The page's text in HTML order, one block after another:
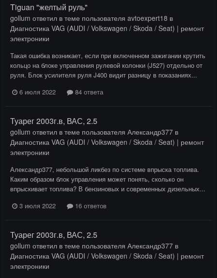
Tiguan "желтый руль"
gollum ответил в теме пользователя avtoexpert18 в
Диагностика VAG (AUDI / Volkswagen / Skoda / Seat) | ремонт
электроники
Такая ошибка возникает, если при включенном зажигании крутить
кольцо на блоке управления рулевой колонки (J527) отдельно от
руля. Блок усилителя руля J400 видит разницу в показаниях...
6 июля 2022
84 ответа
Туарег 2003г.в, ВАС, 2.5
gollum ответил в теме пользователя Александр377 в
Диагностика VAG (AUDI / Volkswagen / Skoda / Seat) | ремонт
электроники
Александр377, небольшой ликбез по системе впрыска топлива.
Каким образом блок управления может понять, сколько он
впрыскивает топлива? В бензиновых и современных дизельных...
3 июля 2022
16 ответов
Туарег 2003г.в, ВАС, 2.5
gollum ответил в теме пользователя Александр377 в
Диагностика VAG (AUDI / Volkswagen / Skoda / Seat) | ремонт
электроники